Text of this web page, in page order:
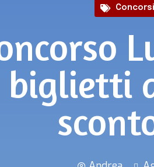
biglietti